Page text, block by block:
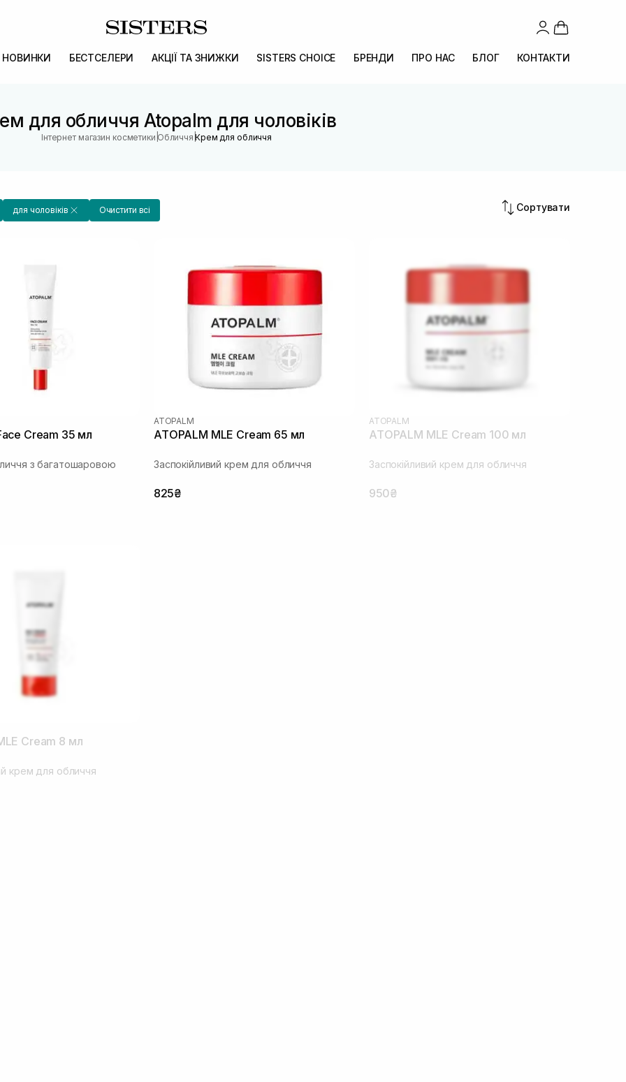
НОВИНКИ БЕСТСЕЛЕРИ АКЦІЇ ТА ЗНИЖКИ SISTERS CHOICE БРЕНДИ ПРО НАС БЛОГ КОНТАКТИ
для обличчя Atopalm для чоловіків
Інтернет магазин косметики |Обличчя |Крем для обличчя
для чоловіків Очистити всі Сортувати
Cream 35 мл
з багатошаровою
ATOPALM
ATOPALM MLE Cream 65 мл
Заспокійливий крем для обличчя
825₴
ATOPALM
ATOPALM MLE Cream 100 мл
Заспокійливий крем для обличчя
950₴
Cream 8 мл
крем для обличчя